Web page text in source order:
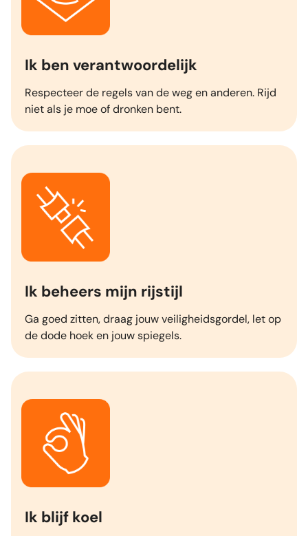
Ik ben verantwoordelijk
Respecteer de regels van de weg en anderen. Rijd
niet als je moe of dronken bent.
Ik beheers mijn rijstijl
Ga goed zitten, draag jouw veiligheidsgordel, let op
de dode hoek en jouw spiegels.
Ik blijf koel